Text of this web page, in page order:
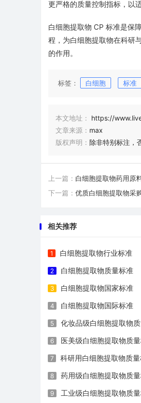
更严格的质量控制指标，以
白细胞提取物 CP 标准是保
程，为白细胞提取物在科研
的作用。
标签： 白细胞 标准
本文地址：
https://
文章来源： max
版权声明： 除非特别标注，
上一篇： 白细胞提取物药用原
下一篇： 优质白细胞提取物采
相关推荐
1 白细胞提取物行业标准
2 白细胞提取物质量标准
3 白细胞提取物国家标准
4 白细胞提取物国际标准
5 化妆品级白细胞提取物
6 医美级白细胞提取物质
7 科研用白细胞提取物质
8 药用级白细胞提取物质
9 工业级白细胞提取物质